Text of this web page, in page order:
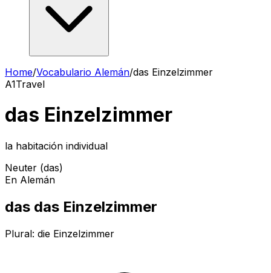
Home/Vocabulario Alemán/das Einzelzimmer
A1Travel
das Einzelzimmer
la habitación individual
Neuter (das)
En Alemán
das das Einzelzimmer
Plural: die Einzelzimmer